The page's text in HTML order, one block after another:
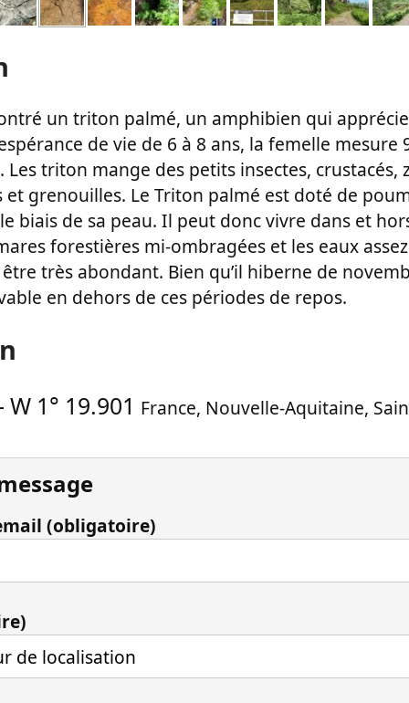
un triton palmé, un amphibien qui
de vie de 6 à 8 ans, la femelle mesure
Les triton mange des petits insectes, crustacés,
grenouilles. Le Triton palmé est doté de
biais de sa peau. Il peut donc vivre dans et
forestières mi-ombragées et les eaux
très abondant. Bien qu’il hiberne de
en dehors de ces périodes de repos.
W 1° 19.901 France, Nouvelle-Aquitaine,
(obligatoire)